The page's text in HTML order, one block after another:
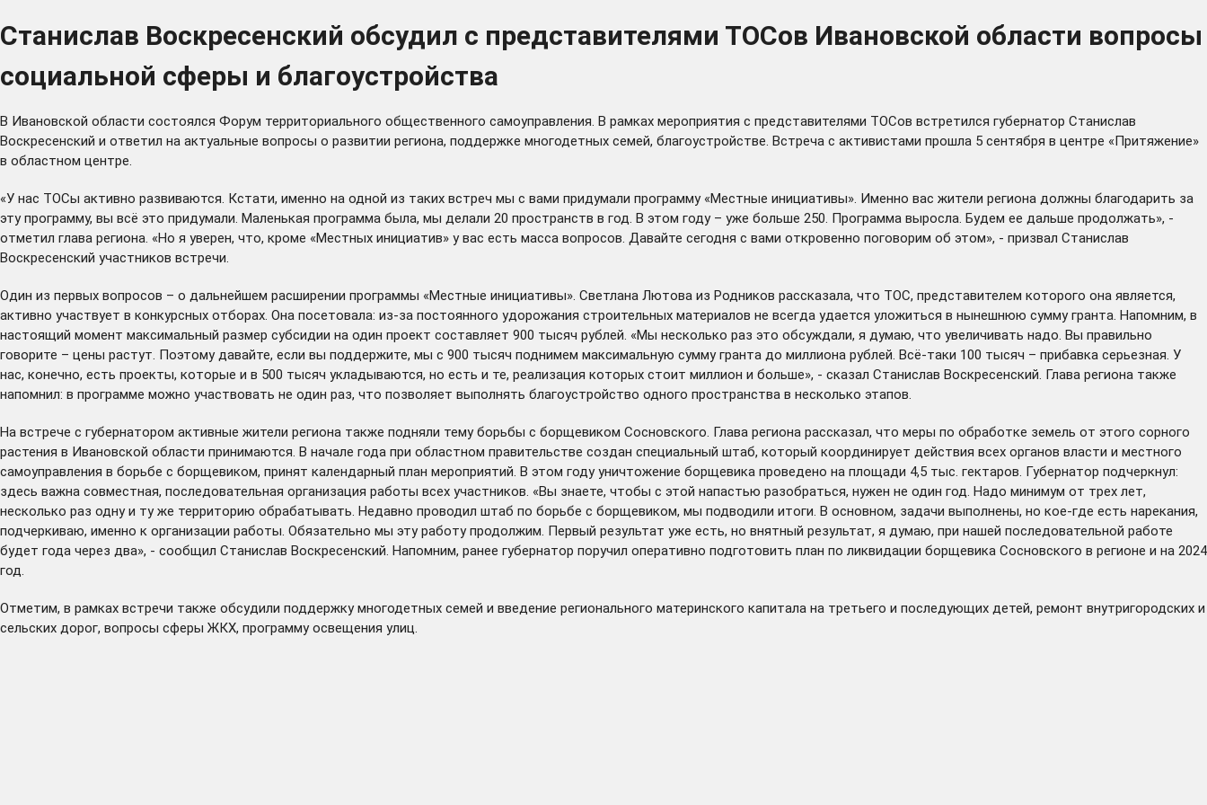
Станислав Воскресенский обсудил с представителями ТОСов Ивановской области вопросы
социальной сферы и благоустройства
В Ивановской области состоялся Форум территориального общественного самоуправления. В рамках мероприятия с представителями ТОСов встретился губернатор Станислав
Воскресенский и ответил на актуальные вопросы о развитии региона, поддержке многодетных семей, благоустройстве. Встреча с активистами прошла 5 сентября в центре «Притяжение»
в областном центре.
«У нас ТОСы активно развиваются. Кстати, именно на одной из таких встреч мы с вами придумали программу «Местные инициативы». Именно вас жители региона должны благодарить за
эту программу, вы всё это придумали. Маленькая программа была, мы делали 20 пространств в год. В этом году – уже больше 250. Программа выросла. Будем ее дальше продолжать», -
отметил глава региона. «Но я уверен, что, кроме «Местных инициатив» у вас есть масса вопросов. Давайте сегодня с вами откровенно поговорим об этом», - призвал Станислав
Воскресенский участников встречи.
Один из первых вопросов – о дальнейшем расширении программы «Местные инициативы». Светлана Лютова из Родников рассказала, что ТОС, представителем которого она является,
активно участвует в конкурсных отборах. Она посетовала: из-за постоянного удорожания строительных материалов не всегда удается уложиться в нынешнюю сумму гранта. Напомним, в
настоящий момент максимальный размер субсидии на один проект составляет 900 тысяч рублей. «Мы несколько раз это обсуждали, я думаю, что увеличивать надо. Вы правильно
говорите – цены растут. Поэтому давайте, если вы поддержите, мы с 900 тысяч поднимем максимальную сумму гранта до миллиона рублей. Всё-таки 100 тысяч – прибавка серьезная. У
нас, конечно, есть проекты, которые и в 500 тысяч укладываются, но есть и те, реализация которых стоит миллион и больше», - сказал Станислав Воскресенский. Глава региона также
напомнил: в программе можно участвовать не один раз, что позволяет выполнять благоустройство одного пространства в несколько этапов.
На встрече с губернатором активные жители региона также подняли тему борьбы с борщевиком Сосновского. Глава региона рассказал, что меры по обработке земель от этого сорного
растения в Ивановской области принимаются. В начале года при областном правительстве создан специальный штаб, который координирует действия всех органов власти и местного
самоуправления в борьбе с борщевиком, принят календарный план мероприятий. В этом году уничтожение борщевика проведено на площади 4,5 тыс. гектаров. Губернатор подчеркнул:
здесь важна совместная, последовательная организация работы всех участников. «Вы знаете, чтобы с этой напастью разобраться, нужен не один год. Надо минимум от трех лет,
несколько раз одну и ту же территорию обрабатывать. Недавно проводил штаб по борьбе с борщевиком, мы подводили итоги. В основном, задачи выполнены, но кое-где есть нарекания,
подчеркиваю, именно к организации работы. Обязательно мы эту работу продолжим. Первый результат уже есть, но внятный результат, я думаю, при нашей последовательной работе
будет года через два», - сообщил Станислав Воскресенский. Напомним, ранее губернатор поручил оперативно подготовить план по ликвидации борщевика Сосновского в регионе и на 2024
год.
Отметим, в рамках встречи также обсудили поддержку многодетных семей и введение регионального материнского капитала на третьего и последующих детей, ремонт внутригородских и
сельских дорог, вопросы сферы ЖКХ, программу освещения улиц.